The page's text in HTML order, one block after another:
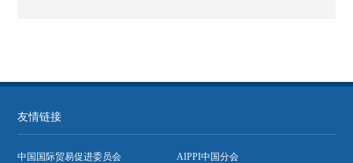
友情链接
中国国际贸易促进委员会 AIPPI中国分会